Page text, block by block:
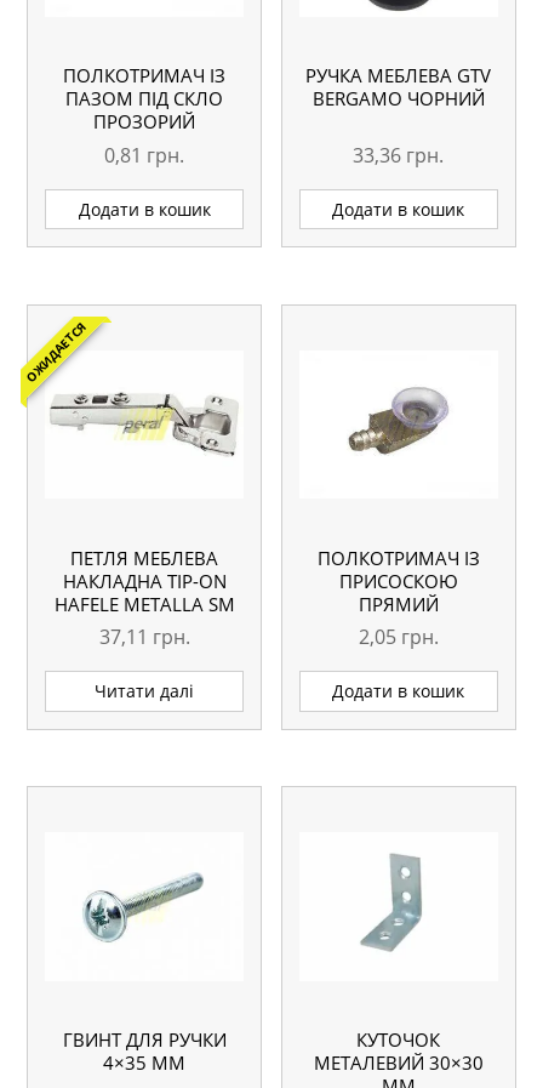
ПОЛКОТРИМАЧ ІЗ
ПАЗОМ ПІД СКЛО
ПРОЗОРИЙ
0,81 грн.
Додати в кошик
РУЧКА МЕБЛЕВА GTV
BERGAMO ЧОРНИЙ
33,36 грн.
Додати в кошик
ОЖИДАЕТСЯ
ПЕТЛЯ МЕБЛЕВА
НАКЛАДНА TIP-ON
HAFELE METALLA SM
37,11 грн.
Читати далі
ПОЛКОТРИМАЧ ІЗ
ПРИСОСКОЮ
ПРЯМИЙ
2,05 грн.
Додати в кошик
ГВИНТ ДЛЯ РУЧКИ
4×35 ММ
КУТОЧОК
МЕТАЛЕВИЙ 30×30